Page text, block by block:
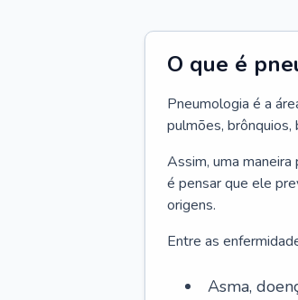
O que é
Pneumologia é a
pulmões,
Assim, uma
é pensar que ele
origens.
Entre as
Asma,